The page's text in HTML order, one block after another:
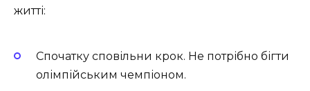
житті:
Спочатку сповільни крок. Не потрібно бігти
олімпійським чемпіоном.